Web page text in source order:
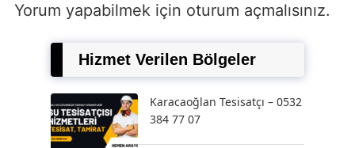
Yorum yapabilmek için oturum açmalısınız.
Hizmet Verilen Bölgeler
Karacaoğlan Tesisatçı – 0532
384 77 07